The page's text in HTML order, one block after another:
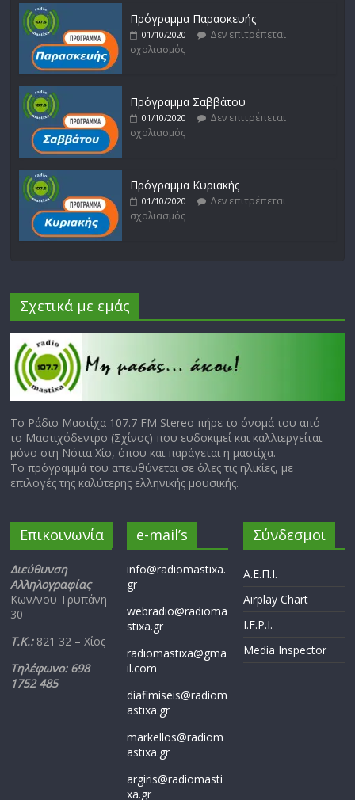
Πρόγραμμα Παρασκευής
01/10/2020
Δεν επιτρέπεται
σχολιασμός
Πρόγραμμα Σαββάτου
01/10/2020
Δεν επιτρέπεται
σχολιασμός
Πρόγραμμα Κυριακής
01/10/2020
Δεν επιτρέπεται
σχολιασμός
Σχετικά με εμάς
Το Ράδιο Μαστίχα 107.7 FM Stereo πήρε το όνομά του από
το Μαστιχόδεντρο (Σχίνος) που ευδοκιμεί και καλλιεργείται
μόνο στη Νότια Χίο, όπου και παράγεται η μαστίχα.
Το πρόγραμμά του απευθύνεται σε όλες τις ηλικίες, με
επιλογές της καλύτερης ελληνικής μουσικής.
Επικοινωνία
Διεύθυνση
Αλληλογραφίας
Κων/νου Τρυπάνη
30
Τ.Κ.: 821 32 – Χίος
Τηλέφωνο: 698
1752 485
e-mail’s
info@radiomastixa.
gr
webradio@radioma
stixa.gr
radiomastixa@gma
il.com
diafimiseis@radiom
astixa.gr
markellos@radiom
astixa.gr
argiris@radiomasti
xa.gr
Σύνδεσμοι
Α.Ε.Π.Ι.
Airplay Chart
I.F.P.I.
Media Inspector